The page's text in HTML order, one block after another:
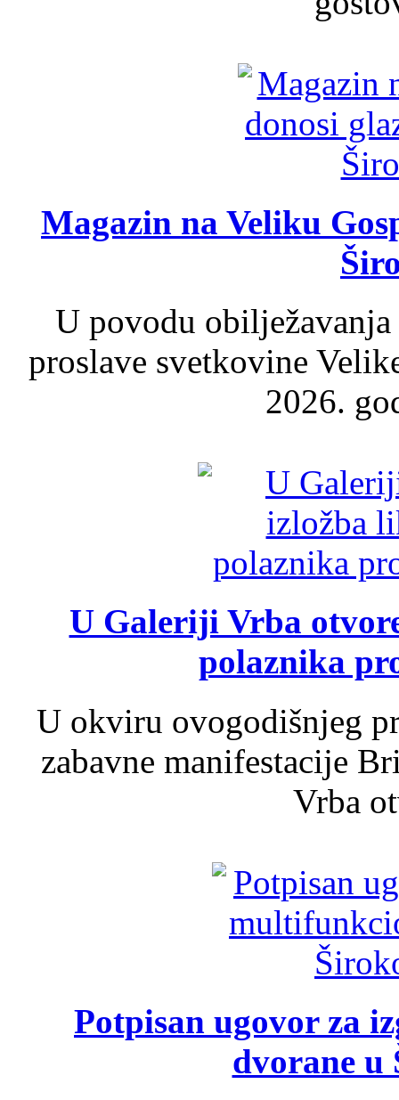
Magazin na Veliku
U povodu
proslave svetkovine
2026.
U Galeriji Vrba
polaznika
U okviru ovogodišnjeg
zabavne manifestacije
Vrba
Potpisan ugovor za
dvorane u